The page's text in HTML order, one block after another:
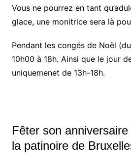
Vous ne pourrez en tant
glace, une monitrice sera là
Pendant les congés de Noël
10h00 à 18h. Ainsi que le jour
uniquemenet de 13h-18h.
Fêter son
la patinoire de